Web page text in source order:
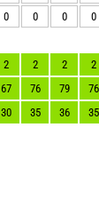
0 0 0 0
2 2 2
2
67 76 79
76
30 35 36 35